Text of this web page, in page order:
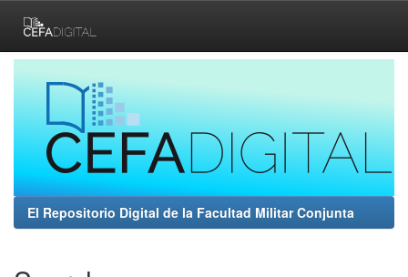
navigation
El Repositorio Digital de la Facultad Militar Conjunta